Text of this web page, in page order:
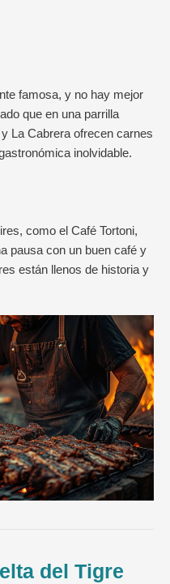
famosa, y no hay mejor
que en una parrilla
La Cabrera ofrecen carnes
inolvidable.
como el Café Tortoni,
pausa con un buen café y
están llenos de historia y
del Tigre